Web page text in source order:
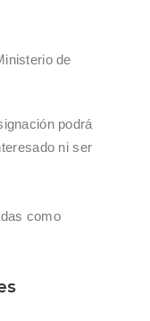
de
podrá
ni ser
como